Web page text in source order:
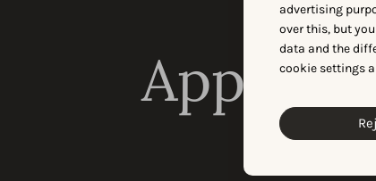
advertising
over this, but
data and the
cookie settings